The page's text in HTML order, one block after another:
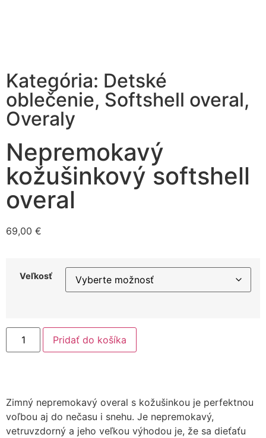
Kategória: Detské
oblečenie, Softshell overal,
Overaly
Nepremokavý
kožušinkový softshell
overal
69,00 €
Veľkosť
Pridať do košíka
Zimný nepremokavý overal s kožušinkou je perfektnou
voľbou aj do nečasu i snehu. Je nepremokavý,
vetruvzdorný a jeho veľkou výhodou je, že sa dieťaťu